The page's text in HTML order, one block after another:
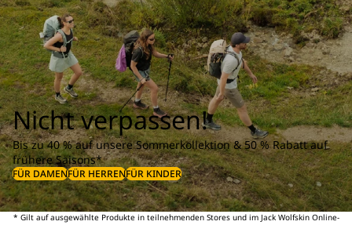
Nicht verpassen!
Bis zu 40 % auf unsere Sommerkollektion & 50 % Rabatt auf
frühere Saisons*
FÜR DAMENFÜR HERRENFÜR KINDER
* Gilt auf ausgewählte Produkte in teilnehmenden Stores und im Jack Wolfskin Online-